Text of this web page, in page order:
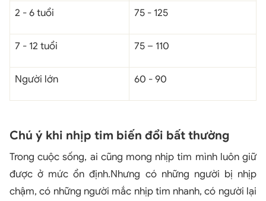
2 - 6 tuổi 75 - 125
7 - 12 tuổi 75 – 110
Người lớn 60 - 90
Chú ý khi nhịp tim biến đổi bất thường
Trong cuộc sống, ai cũng mong nhịp tim mình luôn giữ
được ở mức ổn định.Nhưng có những người bị nhịp
chậm, có những người mắc nhịp tim nhanh, có người lại